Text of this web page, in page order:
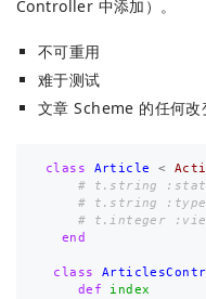
Controller 中添加）。
不可重用
难于测试
文章 Scheme 的任何
class Article <
# t.string
# t.string :type
# t.integer
end
class
def
index